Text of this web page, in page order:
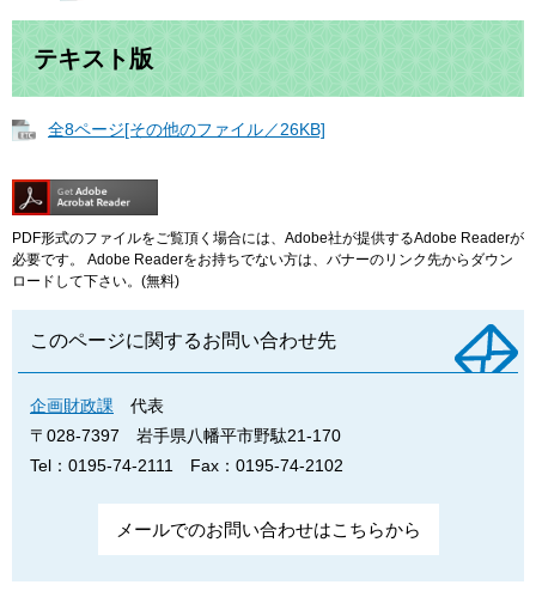
テキスト版
全8ページ[その他のファイル／26KB]
PDF形式のファイルをご覧頂く場合には、Adobe社が提供するAdobe Readerが
必要です。
Adobe Readerをお持ちでない方は、バナーのリンク先からダウン
ロードして下さい。(無料)
このページに関するお問い合わせ先
企画財政課
代表
〒028-7397
岩手県八幡平市野駄21-170
Tel：0195-74-2111
Fax：0195-74-2102
メールでのお問い合わせはこちらから